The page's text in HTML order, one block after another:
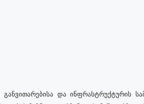
და ინფრასტრუქტურის